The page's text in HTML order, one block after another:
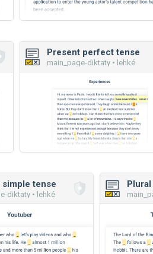
Present perfect tense
main_page-diktaty • lehké
simple tense
diktaty • lehké